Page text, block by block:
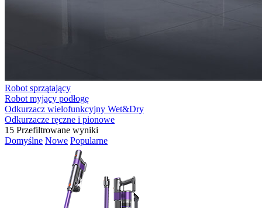
Robot sprzątający
Robot myjący podłogę
Odkurzacz wielofunkcyjny Wet&Dry
Odkurzacze ręczne i pionowe
15 Przefiltrowane wyniki
Domyślne Nowe Popularne